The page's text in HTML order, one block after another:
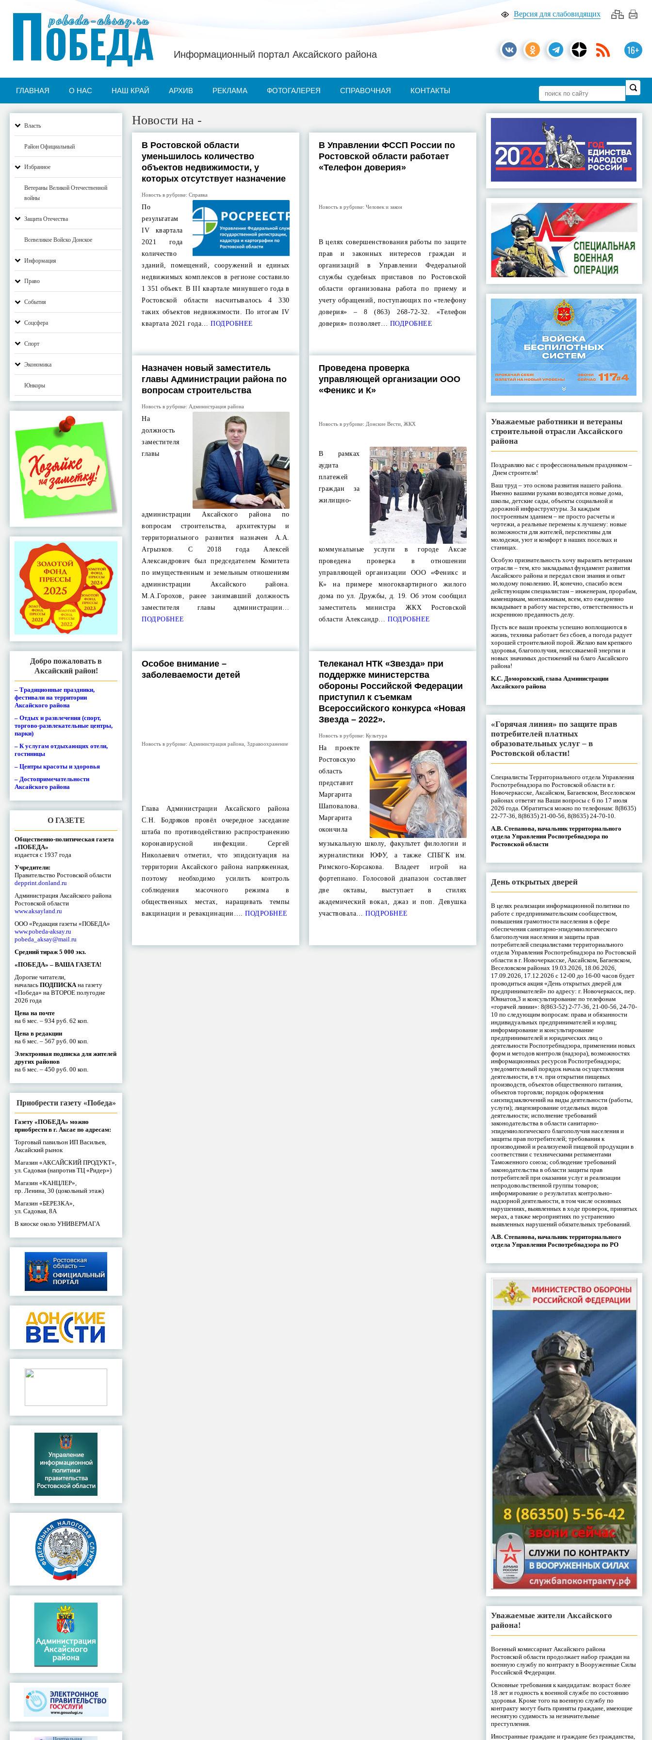
Версия для слабовидящих
16+
pobeda-aksay.ru
ПОБЕДА Информационный портал Аксайского района
ГЛАВНАЯ О НАС НАШ КРАЙ АРХИВ РЕКЛАМА ФОТОГАЛЕРЕЯ СПРАВОЧНАЯ КОНТАКТЫ
Власть
Район Официальный
Избранное
Ветераны Великой Отечественной
войны
Защита Отечества
Всевеликое Войско Донское
Информация
Право
События
Соцсфера
Спорт
Экономика
Юнкоры
Добро пожаловать в
Аксайский район!
– Традиционные праздники,
фестивали на территории
Аксайского района
– Отдых и развлечения (спорт,
торгово-развлекательные центры,
парки)
– К услугам отдыхающих отели,
гостиницы
– Центры красоты и здоровья
– Достопримечательности
Аксайского района
О ГАЗЕТЕ
Общественно-политическая газета
«ПОБЕДА»
издается с 1937 года
Учредители:
Правительство Ростовской области
depprint.donland.ru
Администрация Аксайского района
Ростовской области
www.aksayland.ru
ООО «Редакция газеты «ПОБЕДА»
www.pobeda-aksay.ru
pobeda_aksay@mail.ru
Средний тираж 5 000 экз.
«ПОБЕДА» – ВАША ГАЗЕТА!
Дорогие читатели,
началась ПОДПИСКА на газету
«Победа» на ВТОРОЕ полугодие
2026 года
Цена на почте
на 6 мес. – 934 руб. 62 коп.
Цена в редакции
на 6 мес. – 567 руб. 00 коп.
Электронная подписка для жителей
других районов
на 6 мес. – 450 руб. 00 коп.
Приобрести газету «Победа»
Газету «ПОБЕДА» можно
приобрести в г. Аксае по адресам:
Торговый павильон ИП Васильев,
Аксайский рынок
Магазин «АКСАЙСКИЙ ПРОДУКТ»,
ул. Садовая (напротив ТЦ «Ридер»)
Магазин «КАНЦЛЕР»,
пр. Ленина, 30 (цокольный этаж)
Магазин «БЕРЕЗКА»,
ул. Садовая, 8А
В киоске около УНИВЕРМАГА
Новости на -
В Ростовской области
уменьшилось количество
объектов недвижимости, у
которых отсутствует назначение
Новость в рубрике:Справка
По
результатам
IV квартала
2021 года
количество
зданий, помещений, сооружений и единых
недвижимых комплексов в регионе составило
1 351 объект. В III квартале минувшего года в
Ростовской области насчитывалось 4 330
таких объектов недвижимости. По итогам IV
квартала 2021 года… ПОДРОБНЕЕ
В Управлении ФССП России по
Ростовской области работает
«Телефон доверия»
Новость в рубрике: Человек и закон
В целях совершенствования работы по защите
прав и законных интересов граждан и
организаций в Управлении Федеральной
службы судебных приставов по Ростовской
области организована работа по приему и
учету обращений, поступающих по «телефону
доверия» – 8 (863) 268-72-32. «Телефон
доверия» позволяет… ПОДРОБНЕЕ
Назначен новый заместитель
главы Администрации района по
вопросам строительства
Новость в рубрике: Администрация района
На
должность
заместителя
главы
администрации Аксайского района по
вопросам строительства, архитектуры и
территориального развития назначен А.А.
Агрызков. С 2018 года Алексей
Александрович был председателем Комитета
по имущественным и земельным отношениям
администрации Аксайского района.
М.А.Горохов, ранее занимавший должность
заместителя главы администрации…
ПОДРОБНЕЕ
Проведена проверка
управляющей организации ООО
«Феникс и К»
Новость в рубрике: Донские Вести, ЖКХ
В рамках
аудита
платежей
граждан за
жилищно-
коммунальные услуги в городе Аксае
проведена проверка в отношении
управляющей организации ООО «Феникс и
К» на примере многоквартирного жилого
дома по ул. Дружбы, д. 19. Об этом сообщил
заместитель министра ЖКХ Ростовской
области Александр… ПОДРОБНЕЕ
Особое внимание –
заболеваемости детей
Новость в рубрике: Администрация района ,Здравоохранение
Глава Администрации Аксайского района
С.Н. Бодряков провёл очередное заседание
штаба по противодействию распространению
коронавирусной инфекции. Сергей
Николаевич отметил, что эпидситуация на
территории Аксайского района напряженная,
поэтому необходимо усилить контроль
соблюдения масочного режима в
общественных местах, наращивать темпы
вакцинации и ревакцинации…. ПОДРОБНЕЕ
Телеканал НТК «Звезда» при
поддержке министерства
обороны Российской Федерации
приступил к съемкам
Всероссийского конкурса «Новая
Звезда – 2022».
Новость в рубрике: Культура
На проекте
Ростовскую
область
представит
Маргарита
Шаповалова.
Маргарита
окончила
музыкальную школу, факультет филологии и
журналистики ЮФУ, а также СПБГК им.
Римского-Корсакова. Владеет игрой на
фортепиано. Голосовой диапазон составляет
две октавы, выступает в стилях
академический вокал, джаз и поп. Девушка
участвовала… ПОДРОБНЕЕ
Уважаемые работники и ветераны
строительной отрасли Аксайского
района
Поздравляю вас с профессиональным праздником –
Днем строителя!
Ваш труд – это основа развития нашего района.
Именно вашими руками возводятся новые дома,
школы, детские сады, объекты социальной и
дорожной инфраструктуры. За каждым
построенным зданием – не просто расчеты и
чертежи, а реальные перемены к лучшему: новые
возможности для жителей, перспективы для
молодежи, уют и комфорт в наших поселках и
станицах.
Особую признательность хочу выразить ветеранам
отрасли – тем, кто закладывал фундамент развития
Аксайского района и передал свои знания и опыт
молодому поколению. И, конечно, спасибо всем
действующим специалистам – инженерам, прорабам,
каменщикам, монтажникам, всем, кто ежедневно
вкладывает в работу мастерство, ответственность и
искреннюю преданность делу.
Пусть все ваши проекты успешно воплощаются в
жизнь, техника работает без сбоев, а погода радует
хорошей строительной порой. Желаю вам крепкого
здоровья, благополучия, неиссякаемой энергии и
новых значимых достижений на благо Аксайского
района!
К.С. Доморовский, глава Администрации
Аксайского района
«Горячая линия» по защите прав
потребителей платных
образовательных услуг – в
Ростовской области!
Специалисты Территориального отдела Управления
Роспотребнадзора по Ростовской области в г.
Новочеркасске, Аксайском, Багаевском, Веселовском
районах ответят на Ваши вопросы с 6 по 17 июля
2026 года. Обратиться можно по телефонам: 8(8635)
22-77-36, 8(8635) 21-00-56, 8(8635) 24-70-10.
А.В. Степанова, начальник территориального
отдела Управления Роспотребнадзора по
Ростовской области
День открытых дверей
В целях реализации информационной политики по
работе с предпринимательским сообществом,
повышения грамотности населения в сфере
обеспечения санитарно-эпидемиологического
благополучия населения и защиты прав
потребителей специалистами территориального
отдела Управления Роспотребнадзора по Ростовской
области в г. Новочеркасске, Аксайском, Багаевском,
Веселовском районах 19.03.2026, 18.06.2026,
17.09.2026, 17.12.2026 с 12-00 до 16-00 часов будет
проводиться акция «День открытых дверей для
предпринимателей» по адресу: г. Новочеркасск, пер.
Юннатов,3 и консультирование по телефонам
«горячей линии»: 8(863-52) 2-77-36, 21-00-56, 24-70-
10 по следующим вопросам: права и обязанности
индивидуальных предпринимателей и юрлиц;
информирование и консультирование
предпринимателей и юридических лиц о
деятельности Роспотребнадзора, применении новых
форм и методов контроля (надзора), возможностях
информационных ресурсов Роспотребнадзора;
уведомительный порядок начала осуществления
деятельности, в т.ч. при открытии пищевых
производств, объектов общественного питания,
объектов торговли; порядок оформления
санэпидзаключений на виды деятельности (работы,
услуги); лицензирование отдельных видов
деятельности; исполнение требований
законодательства в области санитарно-
эпидемиологического благополучия населения и
защиты прав потребителей; требования к
производимой и реализуемой пищевой продукции в
соответствии с техническими регламентами
Таможенного союза; соблюдение требований
законодательства в области защиты прав
потребителей при оказании услуг и реализации
непродовольственной группы товаров;
информирование о результатах контрольно-
надзорной деятельности, в том числе основных
нарушениях, выявленных в ходе проверок, принятых
мерах, а также мероприятиях по устранению
выявленных нарушений обязательных требований.
А.В. Степанова, начальник территориального
отдела Управления Роспотребнадзора по РО
Уважаемые жители Аксайского
района!
Военный комиссариат Аксайского района
Ростовской области продолжает набор граждан на
военную службу по контракту в Вооруженные Силы
Российской Федерации.
Основные требования к кандидатам: возраст более
18 лет и годность к военной службе по состоянию
здоровья. Кроме того на военную службу по
контракту могут быть приняты граждане, имеющие
неснятую судимость за незначительные
преступления.
Иностранные граждане и граждане без гражданства,